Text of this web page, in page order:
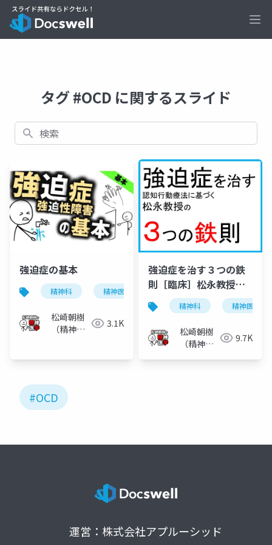
タグ #OCD に関するスライド
検索
強迫症の基本
精神科 精神医学 強迫性障害 強迫神経症
松崎朝樹
（精神科
3.1K
強迫症を治す３つの鉄
則［臨床］松永教授の
認知行動療法に基づく
ノウハウ公開
精神科 精神医学
松崎朝樹
（精神科
9.7K
#OCD
運営：株式会社アプルーシッド